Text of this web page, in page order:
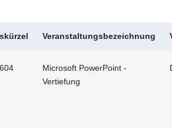
Veranstaltungsbezeichnung
Microsoft PowerPoint -
Vertiefung